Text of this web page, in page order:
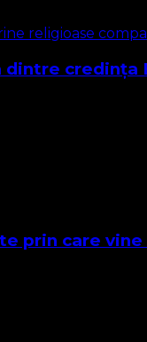
religioase
credința
prin care